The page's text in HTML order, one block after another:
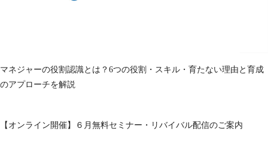
マネジャーの役割認識とは？6つの役割・スキル・育たない理由と育成
のアプローチを解説
【オンライン開催】６月無料セミナー・リバイバル配信のご案内